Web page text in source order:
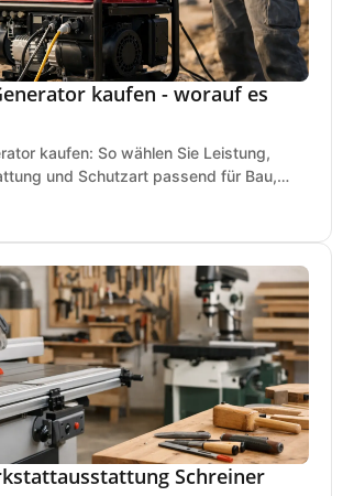
kaufen - worauf es
kaufen: So wählen Sie Leistung,
und Schutzart passend für Bau,
Schreiner